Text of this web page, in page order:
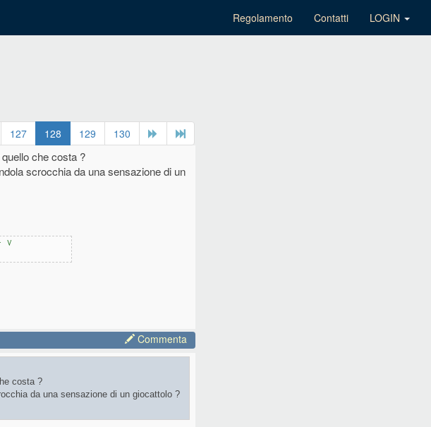
Regolamento Contatti LOGIN
127 128 129 130
che costa ?
scrocchia da una sensazione di un
V
Commenta
costa ?
da una sensazione di un giocattolo ?